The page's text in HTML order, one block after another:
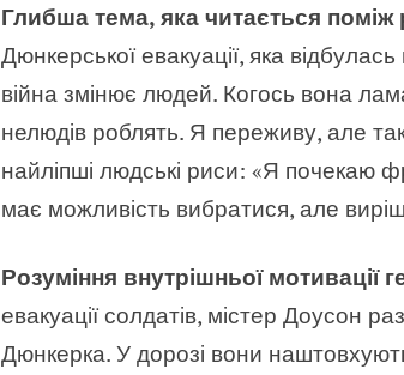
Глибша тема, яка читається поміж
Дюнкерської евакуації, яка
війна змінює людей. Когось вона
нелюдів роблять. Я переживу, але
найліпші людські риси: «Я почекаю
має можливість вибратися, але
Розуміння внутрішньої мотивації
евакуації солдатів, містер Доусон
Дюнкерка. У дорозі вони